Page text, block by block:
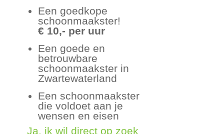
Een goedkope
schoonmaakster!
€ 10,- per uur
Een goede en
betrouwbare
schoonmaakster in
Zwartewaterland
Een schoonmaakster
die voldoet aan je
wensen en eisen
Ja, ik wil direct op zoek